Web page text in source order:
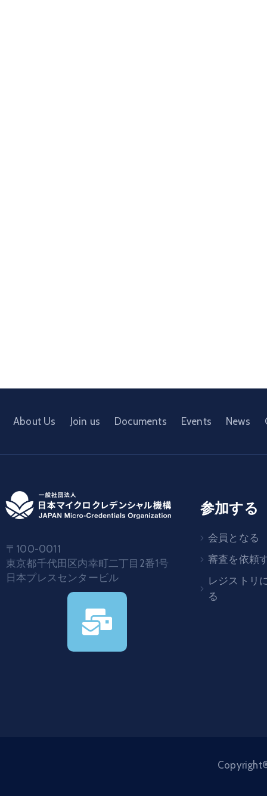
About Us Join us Documents Events News
〒100-0011
東京都千代田区内幸町二丁目2番1号
日本プレスセンタービル
参加する
会員となる
審査を依頼
レジストリ
る